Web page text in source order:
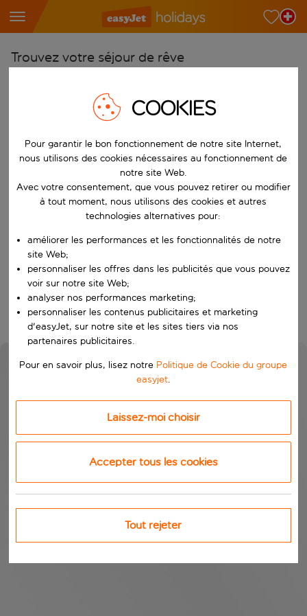
Trouvez votre séjour de rêve
Choisissez votre aéroport
Commencez à taper pour la saisie automatique. Lorsque les
Choisissez votre destination
Choisissez une date de départ et une date de retour.
Choisissez vos dates
Quand
Rechercher
COOKIES
Pour garantir le bon fonctionnement de notre site Internet,
nous utilisons des cookies nécessaires au fonctionnement de
notre site Web.
Avec votre consentement, que vous pouvez retirer ou modifier
à tout moment, nous utilisons des cookies et autres
technologies alternatives pour:
améliorer les performances et les fonctionnalités de notre
site Web;
personnaliser les offres dans les publicités que vous pouvez
voir sur notre site Web;
analyser nos performances marketing;
personnaliser les contenus publicitaires et marketing
d'easyJet, sur notre site et les sites tiers via nos
partenaires publicitaires.
Pour en savoir plus, lisez notre Politique de Cookie du groupe
easyjet.
Laissez-moi choisir
Accepter tous les cookies
Tout rejeter